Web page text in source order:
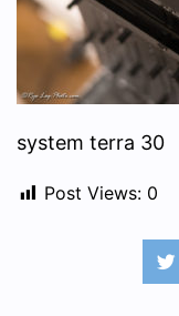
system terra 30
Post Views: 0